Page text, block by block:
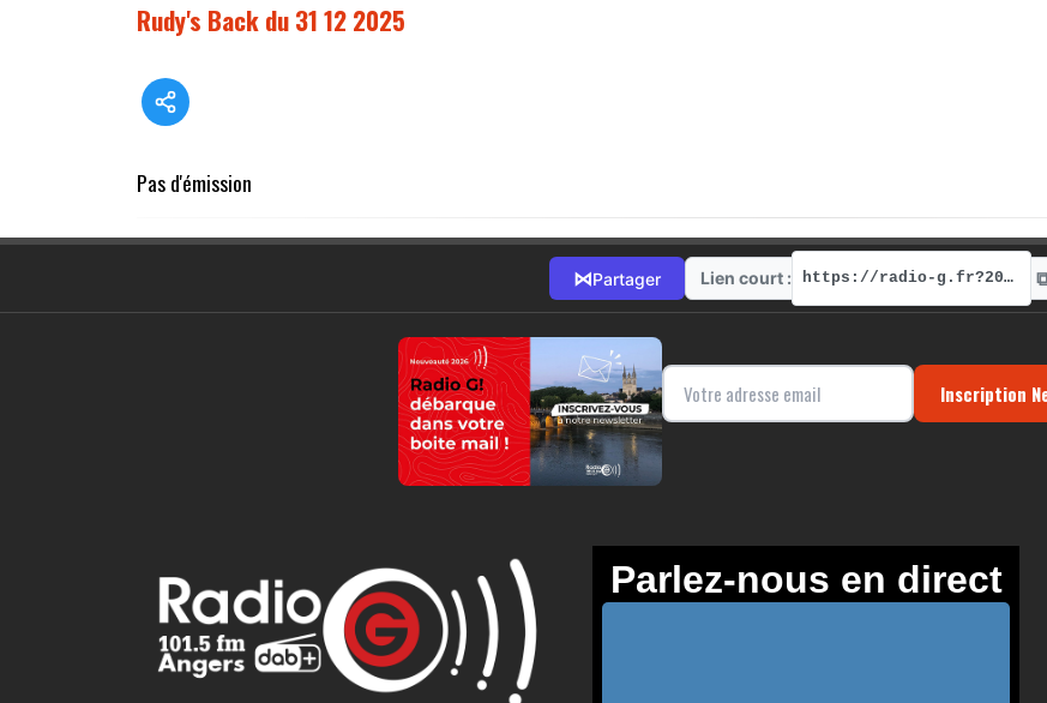
Rudy's Back du 31 12 2025
Pas d'émission
⋈Partager Lien court : https://radio-g.fr?20181
Inscription